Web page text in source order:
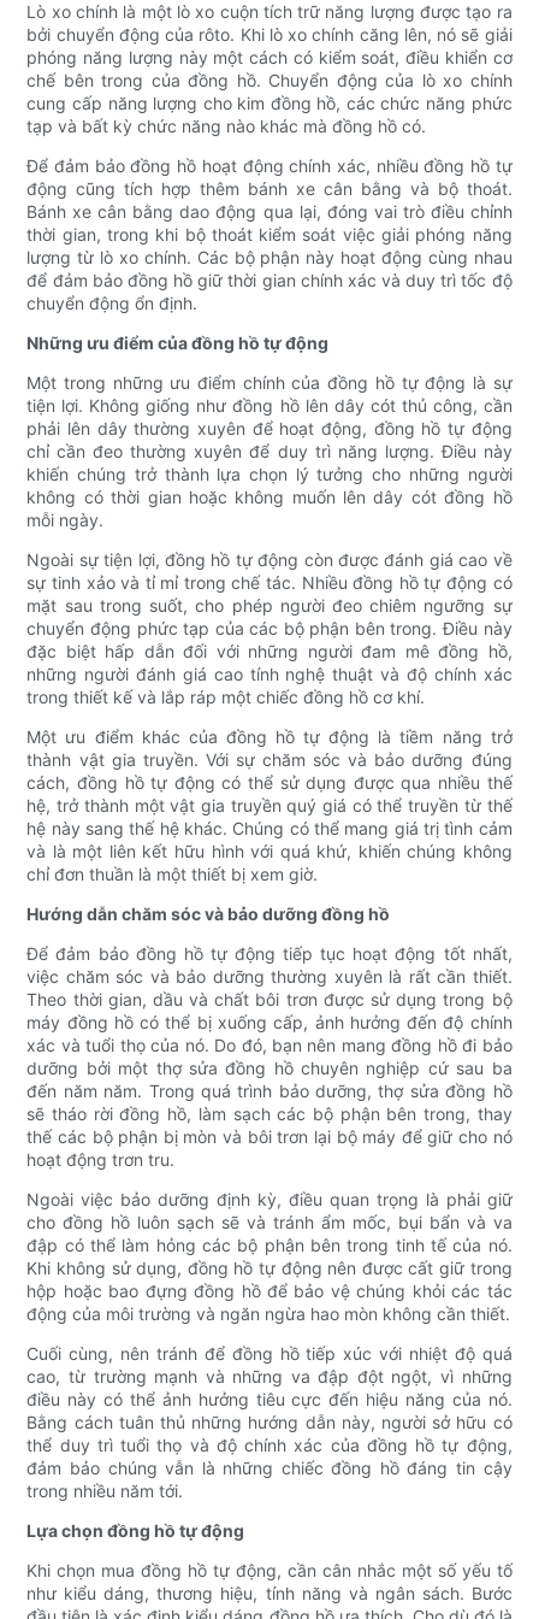
Lò xo chính là một lò xo cuộn tích trữ năng lượng được tạo ra
bởi chuyển động của rôto. Khi lò xo chính căng lên, nó sẽ giải
phóng năng lượng này một cách có kiểm soát, điều khiển cơ
chế bên trong của đồng hồ. Chuyển động của lò xo chính
cung cấp năng lượng cho kim đồng hồ, các chức năng phức
tạp và bất kỳ chức năng nào khác mà đồng hồ có.
Để đảm bảo đồng hồ hoạt động chính xác, nhiều đồng hồ tự
động cũng tích hợp thêm bánh xe cân bằng và bộ thoát.
Bánh xe cân bằng dao động qua lại, đóng vai trò điều chỉnh
thời gian, trong khi bộ thoát kiểm soát việc giải phóng năng
lượng từ lò xo chính. Các bộ phận này hoạt động cùng nhau
để đảm bảo đồng hồ giữ thời gian chính xác và duy trì tốc độ
chuyển động ổn định.
Những ưu điểm của đồng hồ tự động
Một trong những ưu điểm chính của đồng hồ tự động là sự
tiện lợi. Không giống như đồng hồ lên dây cót thủ công, cần
phải lên dây thường xuyên để hoạt động, đồng hồ tự động
chỉ cần đeo thường xuyên để duy trì năng lượng. Điều này
khiến chúng trở thành lựa chọn lý tưởng cho những người
không có thời gian hoặc không muốn lên dây cót đồng hồ
mỗi ngày.
Ngoài sự tiện lợi, đồng hồ tự động còn được đánh giá cao về
sự tinh xảo và tỉ mỉ trong chế tác. Nhiều đồng hồ tự động có
mặt sau trong suốt, cho phép người đeo chiêm ngưỡng sự
chuyển động phức tạp của các bộ phận bên trong. Điều này
đặc biệt hấp dẫn đối với những người đam mê đồng hồ,
những người đánh giá cao tính nghệ thuật và độ chính xác
trong thiết kế và lắp ráp một chiếc đồng hồ cơ khí.
Một ưu điểm khác của đồng hồ tự động là tiềm năng trở
thành vật gia truyền. Với sự chăm sóc và bảo dưỡng đúng
cách, đồng hồ tự động có thể sử dụng được qua nhiều thế
hệ, trở thành một vật gia truyền quý giá có thể truyền từ thế
hệ này sang thế hệ khác. Chúng có thể mang giá trị tình cảm
và là một liên kết hữu hình với quá khứ, khiến chúng không
chỉ đơn thuần là một thiết bị xem giờ.
Hướng dẫn chăm sóc và bảo dưỡng đồng hồ
Để đảm bảo đồng hồ tự động tiếp tục hoạt động tốt nhất,
việc chăm sóc và bảo dưỡng thường xuyên là rất cần thiết.
Theo thời gian, dầu và chất bôi trơn được sử dụng trong bộ
máy đồng hồ có thể bị xuống cấp, ảnh hưởng đến độ chính
xác và tuổi thọ của nó. Do đó, bạn nên mang đồng hồ đi bảo
dưỡng bởi một thợ sửa đồng hồ chuyên nghiệp cứ sau ba
đến năm năm. Trong quá trình bảo dưỡng, thợ sửa đồng hồ
sẽ tháo rời đồng hồ, làm sạch các bộ phận bên trong, thay
thế các bộ phận bị mòn và bôi trơn lại bộ máy để giữ cho nó
hoạt động trơn tru.
Ngoài việc bảo dưỡng định kỳ, điều quan trọng là phải giữ
cho đồng hồ luôn sạch sẽ và tránh ẩm mốc, bụi bẩn và va
đập có thể làm hỏng các bộ phận bên trong tinh tế của nó.
Khi không sử dụng, đồng hồ tự động nên được cất giữ trong
hộp hoặc bao đựng đồng hồ để bảo vệ chúng khỏi các tác
động của môi trường và ngăn ngừa hao mòn không cần thiết.
Cuối cùng, nên tránh để đồng hồ tiếp xúc với nhiệt độ quá
cao, từ trường mạnh và những va đập đột ngột, vì những
điều này có thể ảnh hưởng tiêu cực đến hiệu năng của nó.
Bằng cách tuân thủ những hướng dẫn này, người sở hữu có
thể duy trì tuổi thọ và độ chính xác của đồng hồ tự động,
đảm bảo chúng vẫn là những chiếc đồng hồ đáng tin cậy
trong nhiều năm tới.
Lựa chọn đồng hồ tự động
Khi chọn mua đồng hồ tự động, cần cân nhắc một số yếu tố
như kiểu dáng, thương hiệu, tính năng và ngân sách. Bước